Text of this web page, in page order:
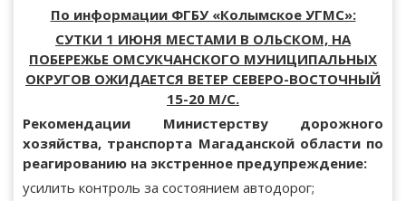
По информации ФГБУ «Колымское УГМС»:
СУТКИ 1 ИЮНЯ МЕСТАМИ В ОЛЬСКОМ, НА
ПОБЕРЕЖЬЕ ОМСУКЧАНСКОГО МУНИЦИПАЛЬНЫХ
ОКРУГОВ ОЖИДАЕТСЯ ВЕТЕР СЕВЕРО-ВОСТОЧНЫЙ
15-20 М/С.
Рекомендации Министерству дорожного
хозяйства, транспорта Магаданской области по
реагированию на экстренное предупреждение:
усилить контроль за состоянием автодорог;